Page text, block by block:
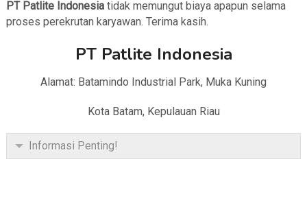
PT Patlite Indonesiatidak memungut biaya apapun selama
proses perekrutan karyawan. Terima kasih.
PT Patlite Indonesia
Alamat: Batamindo Industrial Park, Muka Kuning
Kota Batam, Kepulauan Riau
Informasi Penting!